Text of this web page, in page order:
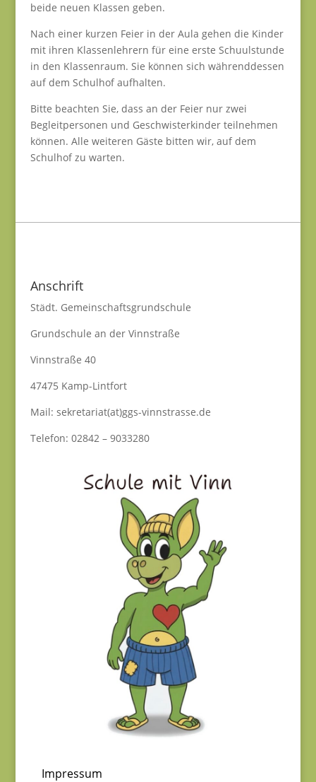
beide neuen Klassen geben.
Nach einer kurzen Feier in der Aula gehen die Kinder
mit ihren Klassenlehrern für eine erste Schuulstunde
in den Klassenraum. Sie können sich währenddessen
auf dem Schulhof aufhalten.
Bitte beachten Sie, dass an der Feier nur zwei
Begleitpersonen und Geschwisterkinder teilnehmen
können. Alle weiteren Gäste bitten wir, auf dem
Schulhof zu warten.
Anschrift
Städt. Gemeinschaftsgrundschule
Grundschule an der Vinnstraße
Vinnstraße 40
47475 Kamp-Lintfort
Mail: sekretariat(at)ggs-vinnstrasse.de
Telefon: 02842 – 9033280
Impressum